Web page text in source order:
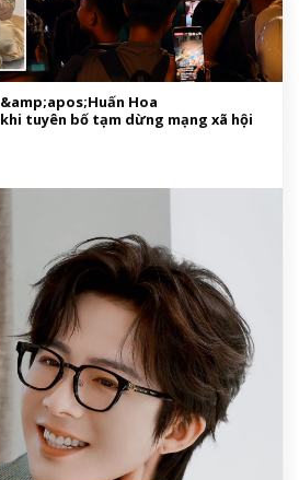
Hoa
tuyên bố tạm dừng mạng xã hội